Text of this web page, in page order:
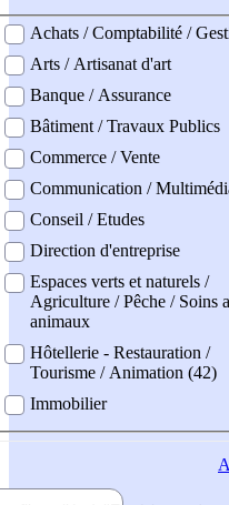
professionel
Achats / Comptabilité /
Arts / Artisanat d'art
Banque / Assurance
Bâtiment / Travaux Publics
Commerce / Vente
Communication /
Conseil / Etudes
Direction d'entreprise
Espaces verts et naturels /
Agriculture / Pêche / Soins
animaux
Hôtellerie - Restauration /
Tourisme / Animation (42)
Immobilier